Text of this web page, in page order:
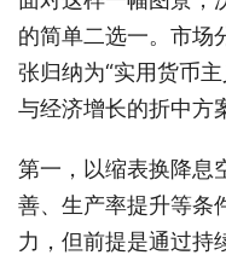
的简单二选一。市场
张归纳为“实用货币
与经济增长的折中方
第一，以缩表换降息
善、生产率提升等条
力，但前提是通过持